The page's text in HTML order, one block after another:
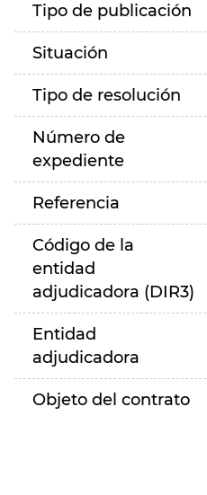
Tipo de publicación
Situación
Tipo de resolución
Número de
expediente
Referencia
Código de la
entidad
adjudicadora (DIR3)
Entidad
adjudicadora
Objeto del contrato